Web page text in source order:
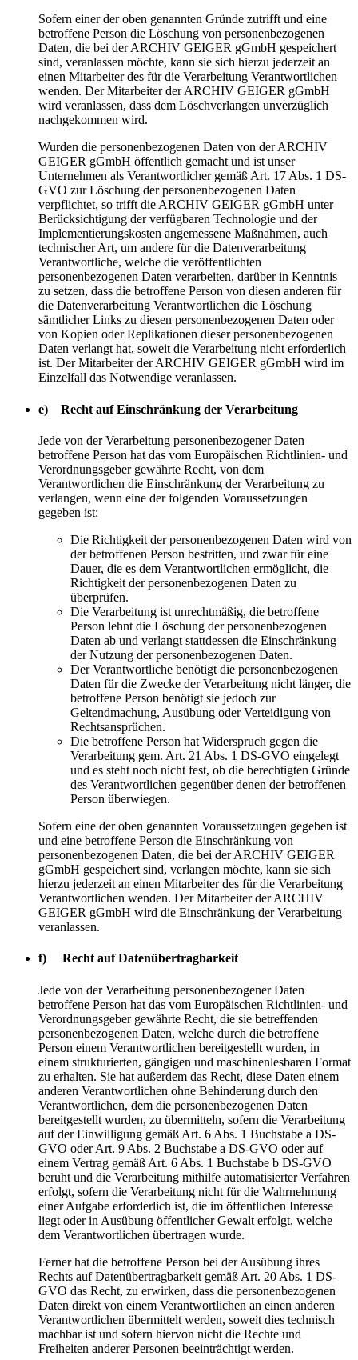
Sofern einer der oben genannten Gründe zutrifft und eine
betroffene Person die Löschung von personenbezogenen
Daten, die bei der ARCHIV GEIGER gGmbH gespeichert
sind, veranlassen möchte, kann sie sich hierzu jederzeit an
einen Mitarbeiter des für die Verarbeitung Verantwortlichen
wenden. Der Mitarbeiter der ARCHIV GEIGER gGmbH
wird veranlassen, dass dem Löschverlangen unverzüglich
nachgekommen wird.
Wurden die personenbezogenen Daten von der ARCHIV
GEIGER gGmbH öffentlich gemacht und ist unser
Unternehmen als Verantwortlicher gemäß Art. 17 Abs. 1 DS-
GVO zur Löschung der personenbezogenen Daten
verpflichtet, so trifft die ARCHIV GEIGER gGmbH unter
Berücksichtigung der verfügbaren Technologie und der
Implementierungskosten angemessene Maßnahmen, auch
technischer Art, um andere für die Datenverarbeitung
Verantwortliche, welche die veröffentlichten
personenbezogenen Daten verarbeiten, darüber in Kenntnis
zu setzen, dass die betroffene Person von diesen anderen für
die Datenverarbeitung Verantwortlichen die Löschung
sämtlicher Links zu diesen personenbezogenen Daten oder
von Kopien oder Replikationen dieser personenbezogenen
Daten verlangt hat, soweit die Verarbeitung nicht erforderlich
ist. Der Mitarbeiter der ARCHIV GEIGER gGmbH wird im
Einzelfall das Notwendige veranlassen.
e) Recht auf Einschränkung der Verarbeitung
Jede von der Verarbeitung personenbezogener Daten
betroffene Person hat das vom Europäischen Richtlinien- und
Verordnungsgeber gewährte Recht, von dem
Verantwortlichen die Einschränkung der Verarbeitung zu
verlangen, wenn eine der folgenden Voraussetzungen
gegeben ist:
Die Richtigkeit der personenbezogenen Daten wird von
der betroffenen Person bestritten, und zwar für eine
Dauer, die es dem Verantwortlichen ermöglicht, die
Richtigkeit der personenbezogenen Daten zu
überprüfen.
Die Verarbeitung ist unrechtmäßig, die betroffene
Person lehnt die Löschung der personenbezogenen
Daten ab und verlangt stattdessen die Einschränkung
der Nutzung der personenbezogenen Daten.
Der Verantwortliche benötigt die personenbezogenen
Daten für die Zwecke der Verarbeitung nicht länger, die
betroffene Person benötigt sie jedoch zur
Geltendmachung, Ausübung oder Verteidigung von
Rechtsansprüchen.
Die betroffene Person hat Widerspruch gegen die
Verarbeitung gem. Art. 21 Abs. 1 DS-GVO eingelegt
und es steht noch nicht fest, ob die berechtigten Gründe
des Verantwortlichen gegenüber denen der betroffenen
Person überwiegen.
Sofern eine der oben genannten Voraussetzungen gegeben ist
und eine betroffene Person die Einschränkung von
personenbezogenen Daten, die bei der ARCHIV GEIGER
gGmbH gespeichert sind, verlangen möchte, kann sie sich
hierzu jederzeit an einen Mitarbeiter des für die Verarbeitung
Verantwortlichen wenden. Der Mitarbeiter der ARCHIV
GEIGER gGmbH wird die Einschränkung der Verarbeitung
veranlassen.
f) Recht auf Datenübertragbarkeit
Jede von der Verarbeitung personenbezogener Daten
betroffene Person hat das vom Europäischen Richtlinien- und
Verordnungsgeber gewährte Recht, die sie betreffenden
personenbezogenen Daten, welche durch die betroffene
Person einem Verantwortlichen bereitgestellt wurden, in
einem strukturierten, gängigen und maschinenlesbaren Format
zu erhalten. Sie hat außerdem das Recht, diese Daten einem
anderen Verantwortlichen ohne Behinderung durch den
Verantwortlichen, dem die personenbezogenen Daten
bereitgestellt wurden, zu übermitteln, sofern die Verarbeitung
auf der Einwilligung gemäß Art. 6 Abs. 1 Buchstabe a DS-
GVO oder Art. 9 Abs. 2 Buchstabe a DS-GVO oder auf
einem Vertrag gemäß Art. 6 Abs. 1 Buchstabe b DS-GVO
beruht und die Verarbeitung mithilfe automatisierter Verfahren
erfolgt, sofern die Verarbeitung nicht für die Wahrnehmung
einer Aufgabe erforderlich ist, die im öffentlichen Interesse
liegt oder in Ausübung öffentlicher Gewalt erfolgt, welche
dem Verantwortlichen übertragen wurde.
Ferner hat die betroffene Person bei der Ausübung ihres
Rechts auf Datenübertragbarkeit gemäß Art. 20 Abs. 1 DS-
GVO das Recht, zu erwirken, dass die personenbezogenen
Daten direkt von einem Verantwortlichen an einen anderen
Verantwortlichen übermittelt werden, soweit dies technisch
machbar ist und sofern hiervon nicht die Rechte und
Freiheiten anderer Personen beeinträchtigt werden.